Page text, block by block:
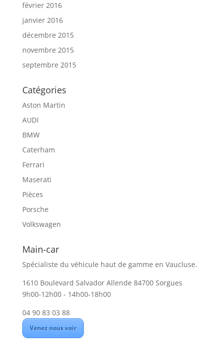
février 2016
janvier 2016
décembre 2015
novembre 2015
septembre 2015
Catégories
Aston Martin
AUDI
BMW
Caterham
Ferrari
Maserati
Pièces
Porsche
Volkswagen
Main-car
Spécialiste du véhicule haut de gamme en Vaucluse.
1610 Boulevard Salvador Allende 84700 Sorgues
9h00-12h00 - 14h00-18h00
04 90 83 03 88
Venez nous voir